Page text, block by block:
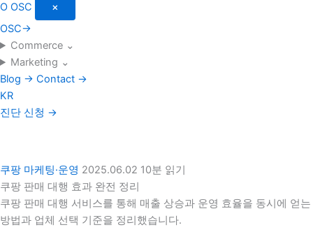
O OSC
×
OSC→
Commerce ⌄
Marketing ⌄
Blog → Contact →
KR
진단 신청 →
쿠팡 마케팅·운영 2025.06.02 10분 읽기
쿠팡 판매 대행 효과 완전 정리
쿠팡 판매 대행 서비스를 통해 매출 상승과 운영 효율을 동시에 얻는
방법과 업체 선택 기준을 정리했습니다.